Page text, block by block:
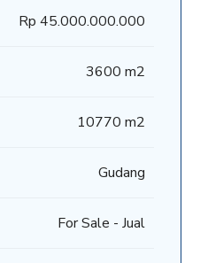
Rp 45.000.000.000
3600 m2
10770 m2
Gudang
For Sale - Jual